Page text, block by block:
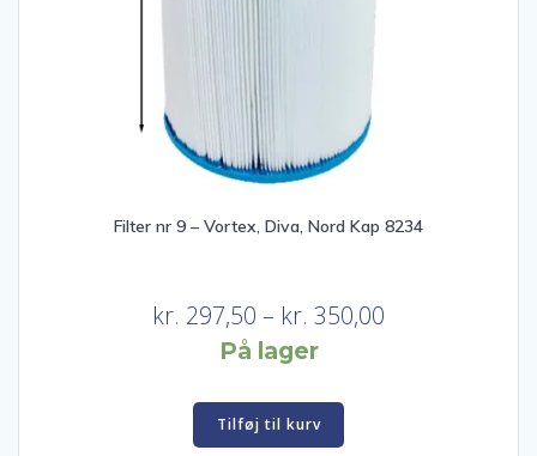
Filter nr 9 – Vortex, Diva, Nord Kap 8234
kr. 297,50 – kr. 350,00
På lager
Tilføj til kurv